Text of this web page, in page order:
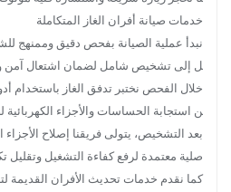
خدمات صيانة أفران الغاز المتكاملة
نبدأ عملية الصيانة بفحص دقيق وممنهج
ل إلى تشخيص شامل لضمان اشتعال آمن
خلال الفحص نختبر تدفق الغاز
ن استجابة الحساسات والأجزاء
بعد التشخيص، يتولى فريقنا إصلاح الأجزاء
صلية معتمدة لرفع كفاءة التشغيل وتقليل
كما نقدم خدمات تحديث الأفران القديمة